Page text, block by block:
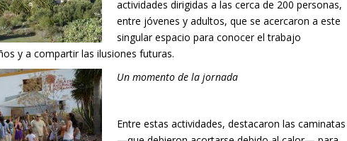
actividades dirigidas a las cerca de 200 personas,
entre jóvenes y adultos, que se acercaron a este
singular espacio para conocer el trabajo
y a compartir las ilusiones futuras.
Un momento de la jornada
Entre estas actividades, destacaron las caminatas